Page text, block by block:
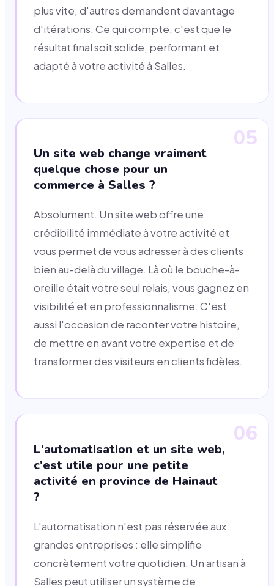
plus vite, d'autres demandent davantage
d'itérations. Ce qui compte, c'est que le
résultat final soit solide, performant et
adapté à votre activité à Salles.
05
Un site web change vraiment
quelque chose pour un
commerce à Salles ?
Absolument. Un site web offre une
crédibilité immédiate à votre activité et
vous permet de vous adresser à des clients
bien au-delà du village. Là où le bouche-à-
oreille était votre seul relais, vous gagnez en
visibilité et en professionnalisme. C'est
aussi l'occasion de raconter votre histoire,
de mettre en avant votre expertise et de
transformer des visiteurs en clients fidèles.
06
L'automatisation et un site web,
c'est utile pour une petite
activité en province de Hainaut
?
L'automatisation n'est pas réservée aux
grandes entreprises : elle simplifie
concrètement votre quotidien. Un artisan à
Salles peut utiliser un système de